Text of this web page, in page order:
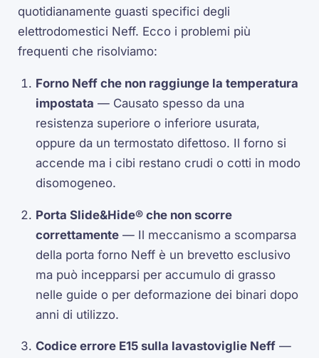
quotidianamente guasti specifici degli
elettrodomestici Neff. Ecco i problemi più
frequenti che risolviamo:
Forno Neff che non raggiunge la temperatura
impostata — Causato spesso da una
resistenza superiore o inferiore usurata,
oppure da un termostato difettoso. Il forno si
accende ma i cibi restano crudi o cotti in modo
disomogeneo.
Porta Slide&Hide® che non scorre
correttamente — Il meccanismo a scomparsa
della porta forno Neff è un brevetto esclusivo
ma può incepparsi per accumulo di grasso
nelle guide o per deformazione dei binari dopo
anni di utilizzo.
Codice errore E15 sulla lavastoviglie Neff —